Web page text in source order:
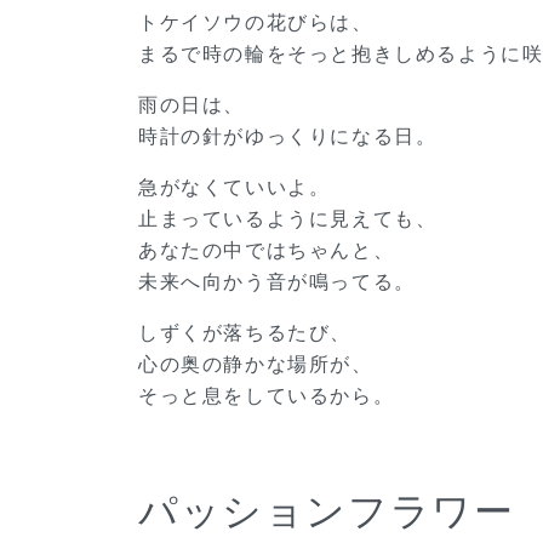
トケイソウの花びらは、
まるで時の輪をそっと抱きしめるように
雨の日は、
時計の針がゆっくりになる日。
急がなくていいよ。
止まっているように見えても、
あなたの中ではちゃんと、
未来へ向かう音が鳴ってる。
しずくが落ちるたび、
心の奥の静かな場所が、
そっと息をしているから。
パッションフラワー